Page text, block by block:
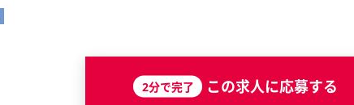
2分で完了 この求人に応募する